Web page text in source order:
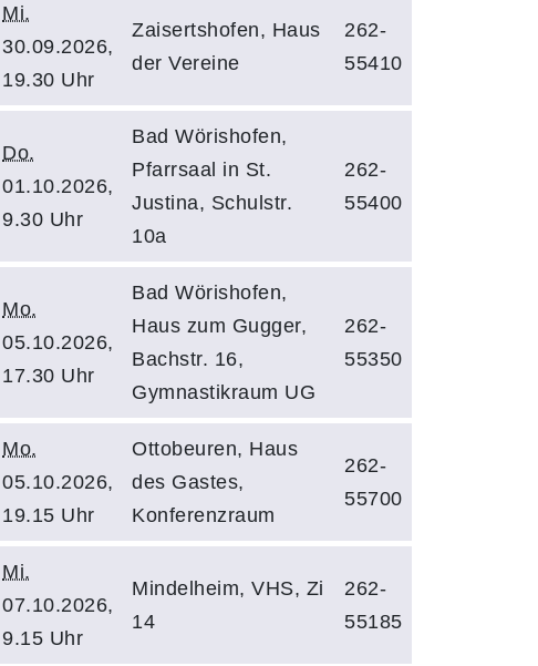
Mi.
30.09.2026,
19.30 Uhr
Zaisertshofen, Haus
der Vereine
262-
55410
Do.
01.10.2026,
9.30 Uhr
Bad Wörishofen,
Pfarrsaal in St.
Justina, Schulstr.
10a
262-
55400
Mo.
05.10.2026,
17.30 Uhr
Bad Wörishofen,
Haus zum Gugger,
Bachstr. 16,
Gymnastikraum UG
262-
55350
Mo.
05.10.2026,
19.15 Uhr
Ottobeuren, Haus
des Gastes,
Konferenzraum
262-
55700
Mi.
07.10.2026,
9.15 Uhr
Mindelheim, VHS, Zi
14
262-
55185